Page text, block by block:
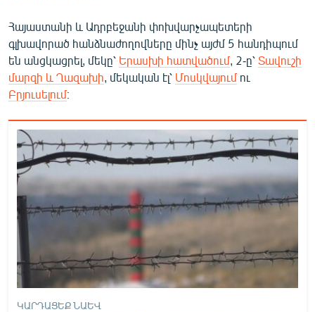
Հայաստանի և Ադրբեջանի փոխվարչապետերի
գլխավորած հանձնաժողովները մինչ այժմ 5 հանդիպում
են անցկացրել, մեկը՝ Երասխի հատվածում , 2-ը՝ Տավուշի
մարզի և Ղազախի , մեկական էլ՝ Մոսկվայում ու
Բրյուսելում։
ԿԱՐԴԱՑԵՔ ՆԱԵՎ